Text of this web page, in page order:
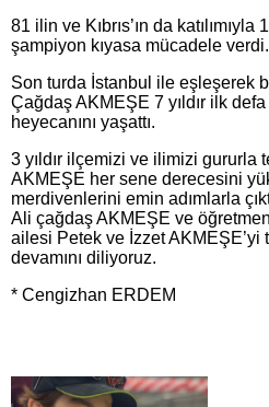
81 ilin ve Kıbrıs’ın da
şampiyon kıyasa mücadele verdi.
Son turda İstanbul ile eşleşerek
Çağdaş AKMEŞE 7 yıldır ilk
heyecanını yaşattı.
3 yıldır ilçemizi ve ilimizi gururla
AKMEŞE her sene derecesini
merdivenlerini emin adımlarla
Ali çağdaş AKMEŞE ve
ailesi Petek ve İzzet AKMEŞE’yi
devamını diliyoruz.
* Cengizhan ERDEM